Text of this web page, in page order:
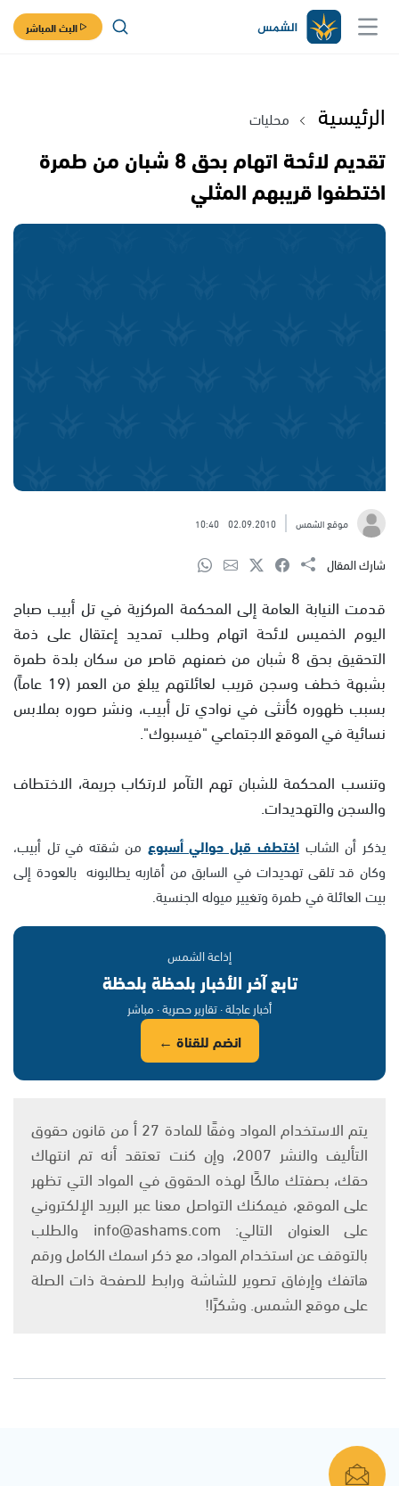
البث المباشر
الرئيسية محليات
تقديم لائحة اتهام بحق 8 شبان من طمرة
اختطفوا قريبهم المثلي
موقع الشمس 02.09.2010
10:40
شارك المقال
قدمت النيابة العامة إلى المحكمة المركزية في تل أبيب صباح
اليوم الخميس لائحة اتهام وطلب تمديد إعتقال على ذمة
التحقيق بحق 8 شبان من ضمنهم قاصر من سكان بلدة طمرة
بشبهة خطف وسجن قريب لعائلتهم يبلغ من العمر (19 عاماً)
بسبب ظهوره كأنثى في نوادي تل أبيب، ونشر صوره بملابس
نسائية في الموقع الاجتماعي "فيسبوك".
وتنسب المحكمة للشبان تهم التآمر لارتكاب جريمة، الاختطاف
والسجن والتهديدات.
يذكر أن الشاباختطف قبل حوالي أسبوع من شقته في تل أبيب،
وكان قد تلقى تهديدات في السابق من أقاربه يطالبونه بالعودة إلى
بيت العائلة في طمرة وتغيير ميوله الجنسية.
إذاعة الشمس
تابع آخر الأخبار بلحظة بلحظة
أخبار عاجلة · تقارير حصرية · مباشر
انضم للقناة ←
يتم الاستخدام المواد وفقًا للمادة 27 أ من قانون حقوق
التأليف والنشر 2007، وإن كنت تعتقد أنه تم انتهاك
حقك، بصفتك مالكًا لهذه الحقوق في المواد التي تظهر
على الموقع، فيمكنك التواصل معنا عبر البريد الإلكتروني
على العنوان التالي: info@ashams.com والطلب
بالتوقف عن استخدام المواد، مع ذكر اسمك الكامل ورقم
هاتفك وإرفاق تصوير للشاشة ورابط للصفحة ذات الصلة
على موقع الشمس. وشكرًا!